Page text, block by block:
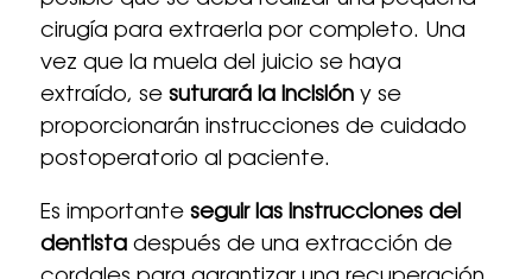
cirugía para extraerla por completo. Una
vez que la muela del juicio se haya
extraído, se suturará la incisióny se
proporcionarán instrucciones de cuidado
postoperatorio al paciente.
Es importante seguir las instrucciones del
dentistadespués de una extracción de